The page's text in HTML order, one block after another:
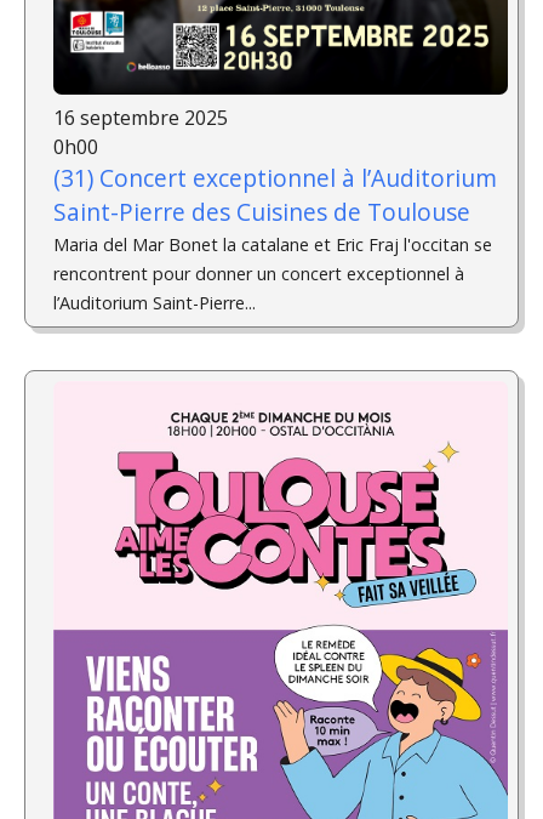
16 septembre 2025
0h00
(31) Concert exceptionnel à l’Auditorium
Saint-Pierre des Cuisines de Toulouse
Maria del Mar Bonet la catalane et Eric Fraj l'occitan se
rencontrent pour donner un concert exceptionnel à
l’Auditorium Saint-Pierre...